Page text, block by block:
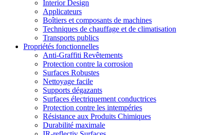
Interior Design
Applicateurs
Boîtiers et composants de machines
Techniques de chauffage et de climatisation
Transports publics
Propriétés fonctionnelles
Anti-Graffiti Revêtements
Protection contre la corrosion
Surfaces Robustes
Nettoyage facile
Supports dégazants
Surfaces électriquement conductrices
Protection contre les intempéries
Résistance aux Produits Chimiques
Durabilité maximale